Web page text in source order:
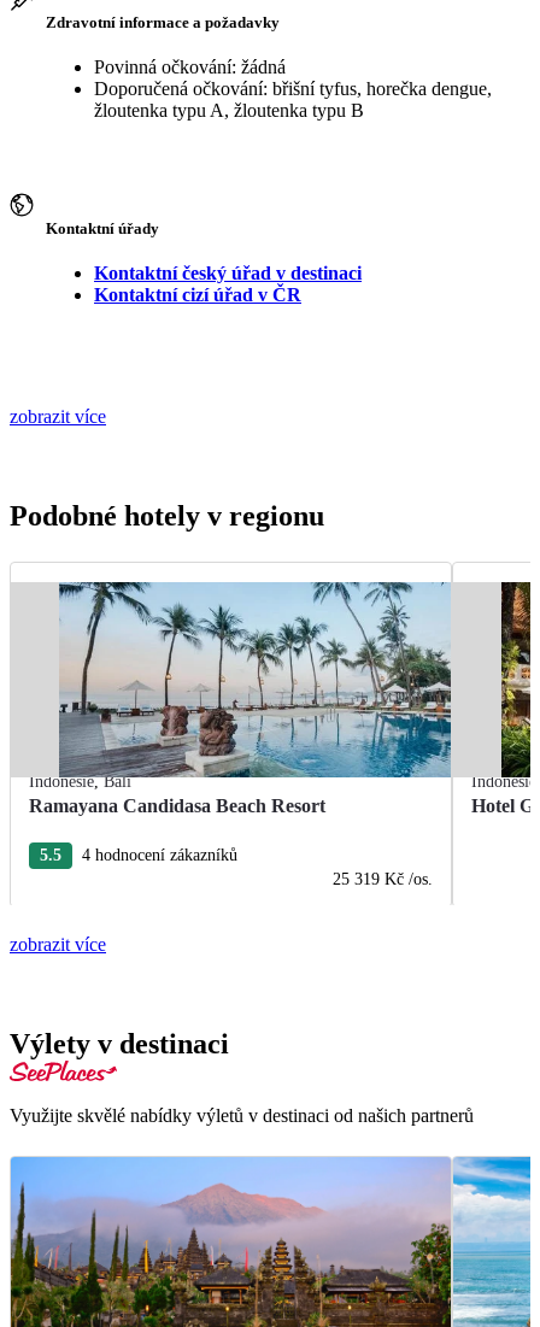
Zdravotní informace a požadavky
Povinná očkování: žádná
Doporučená očkování: břišní tyfus, horečka dengue,
žloutenka typu A, žloutenka typu B
Kontaktní úřady
Kontaktní český úřad v destinaci
Kontaktní cizí úřad v ČR
zobrazit více
Podobné hotely v regionu
Indonésie,Bali
Ramayana Candidasa Beach Resort
5.5
4 hodnocení zákazníků
25 319 Kč /os.
Indonésie
Hotel
zobrazit více
Výlety v destinaci
Využijte skvělé nabídky výletů v destinaci od našich partnerů